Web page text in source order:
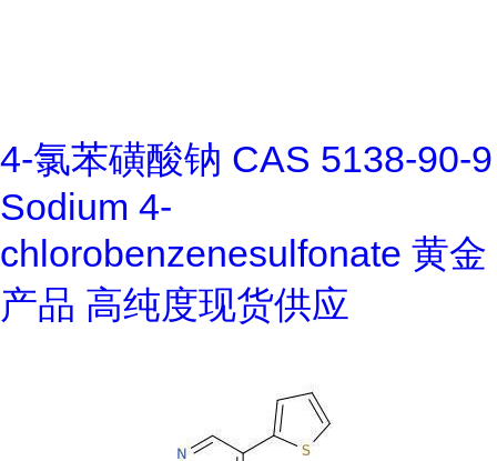
4-氯苯磺酸钠 CAS 5138-90-9
Sodium 4-
chlorobenzenesulfonate 黄金
产品 高纯度现货供应